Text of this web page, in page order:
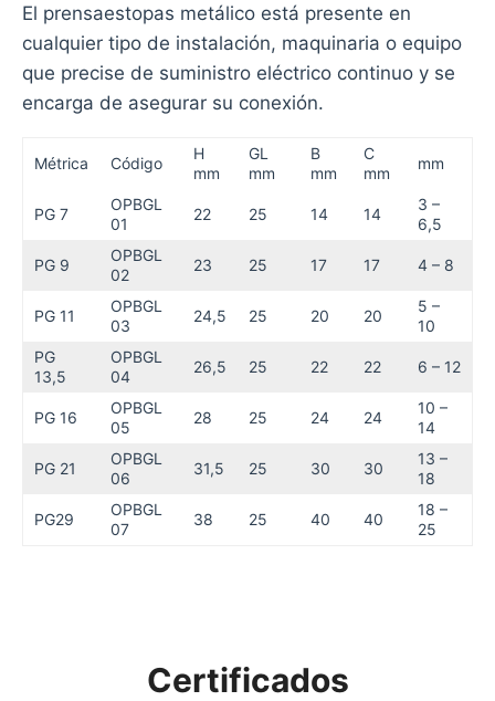
El prensaestopas metálico está presente en
cualquier tipo de instalación, maquinaria o equipo
que precise de suministro eléctrico continuo y se
encarga de asegurar su conexión.
Métrica Código
H
mm
GL
mm
B
mm
C
mm
mm
PG 7
OPBGL
01
22 25 14 14
3 –
6,5
PG 9
OPBGL
02
23 25 17 17 4 – 8
PG 11
OPBGL
03
24,5 25 20 20
5 –
10
PG
13,5
OPBGL
04
26,5 25 22 22 6 – 12
PG 16
OPBGL
05
28 25 24 24
10 –
14
PG 21
OPBGL
06
31,5 25 30 30
13 –
18
PG29
OPBGL
07
38 25 40 40
18 –
25
Certificados